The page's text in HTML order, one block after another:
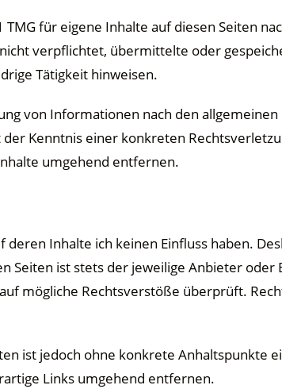
für eigene Inhalte auf diesen Seiten
verpflichtet, übermittelte oder
Tätigkeit hinweisen.
von Informationen nach den
Kenntnis einer konkreten
umgehend entfernen.
Inhalte ich keinen Einfluss haben.
Seiten ist stets der jeweilige Anbieter
mögliche Rechtsverstöße überprüft.
ist jedoch ohne konkrete Anhaltspunkte
Links umgehend entfernen.